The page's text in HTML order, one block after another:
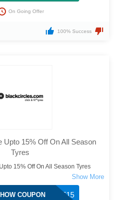
On Going Offer
100% Success
Upto 15% Off On All Season
Tyres
15% Off On All Season Tyres
SAVE15
COUPON